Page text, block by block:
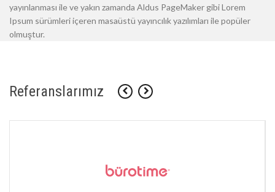
yayınlanması ile ve yakın zamanda Aldus PageMaker gibi Lorem
Ipsum sürümleri içeren masaüstü yayıncılık yazılımları ile popüler
olmuştur.
Referanslarımız